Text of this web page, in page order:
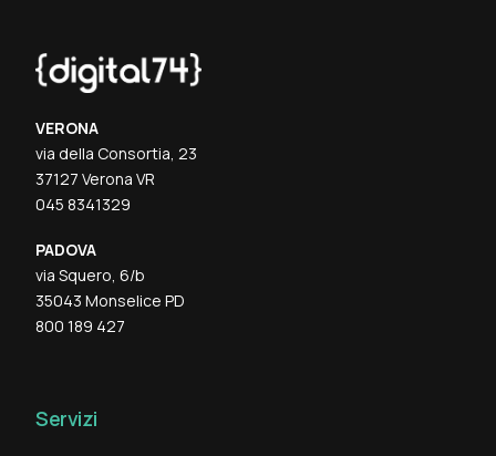
VERONA
via della Consortia, 23
37127 Verona VR
045 8341329
PADOVA
via Squero, 6/b
35043 Monselice PD
800 189 427
Servizi